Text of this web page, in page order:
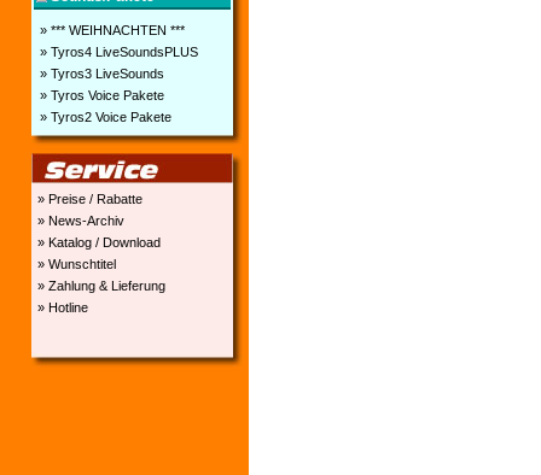
» *** WEIHNACHTEN ***
» Tyros4 LiveSoundsPLUS
» Tyros3 LiveSounds
» Tyros Voice Pakete
» Tyros2 Voice Pakete
» Preise / Rabatte
» News-Archiv
» Katalog / Download
» Wunschtitel
» Zahlung & Lieferung
» Hotline